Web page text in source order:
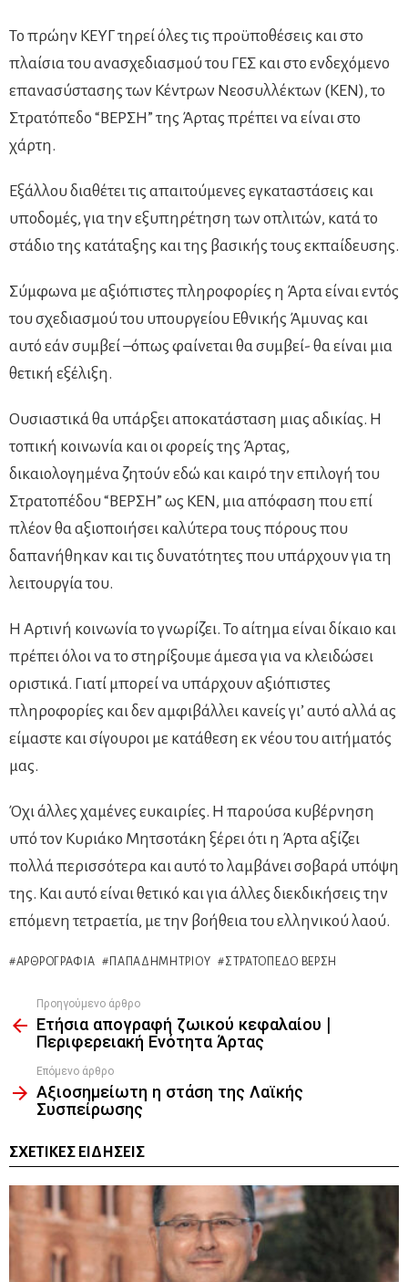
Το πρώην ΚΕΥΓ τηρεί όλες τις προϋποθέσεις και στο
πλαίσια του ανασχεδιασμού του ΓΕΣ και στο ενδεχόμενο
επανασύστασης των Κέντρων Νεοσυλλέκτων (ΚΕΝ), το
Στρατόπεδο “ΒΕΡΣΗ” της Άρτας πρέπει να είναι στο
χάρτη.
Εξάλλου διαθέτει τις απαιτούμενες εγκαταστάσεις και
υποδομές, για την εξυπηρέτηση των οπλιτών, κατά το
στάδιο της κατάταξης και της βασικής τους εκπαίδευσης.
Σύμφωνα με αξιόπιστες πληροφορίες η Άρτα είναι εντός
του σχεδιασμού του υπουργείου Εθνικής Άμυνας και
αυτό εάν συμβεί –όπως φαίνεται θα συμβεί- θα είναι μια
θετική εξέλιξη.
Ουσιαστικά θα υπάρξει αποκατάσταση μιας αδικίας. Η
τοπική κοινωνία και οι φορείς της Άρτας,
δικαιολογημένα ζητούν εδώ και καιρό την επιλογή του
Στρατοπέδου “ΒΕΡΣΗ” ως ΚΕΝ, μια απόφαση που επί
πλέον θα αξιοποιήσει καλύτερα τους πόρους που
δαπανήθηκαν και τις δυνατότητες που υπάρχουν για τη
λειτουργία του.
Η Αρτινή κοινωνία το γνωρίζει. Το αίτημα είναι δίκαιο και
πρέπει όλοι να το στηρίξουμε άμεσα για να κλειδώσει
οριστικά. Γιατί μπορεί να υπάρχουν αξιόπιστες
πληροφορίες και δεν αμφιβάλλει κανείς γι’ αυτό αλλά ας
είμαστε και σίγουροι με κατάθεση εκ νέου του αιτήματός
μας.
Όχι άλλες χαμένες ευκαιρίες. Η παρούσα κυβέρνηση
υπό τον Κυριάκο Μητσοτάκη ξέρει ότι η Άρτα αξίζει
πολλά περισσότερα και αυτό το λαμβάνει σοβαρά υπόψη
της. Και αυτό είναι θετικό και για άλλες διεκδικήσεις την
επόμενη τετραετία, με την βοήθεια του ελληνικού λαού.
ΑΡΘΡΟΓΡΑΦΊΑ ΠΑΠΑΔΗΜΗΤΡΊΟΥ ΣΤΡΑΤΌΠΕΔΟ ΒΕΡΣΉ
more
Προηγούμενο άρθρο
Ετήσια απογραφή ζωικού κεφαλαίου |
Περιφερειακή Ενότητα Άρτας
Επόμενο άρθρο
Αξιοσημείωτη η στάση της Λαϊκής
Συσπείρωσης
ΣΧΕΤΙΚΈΣ ΕΙΔΉΣΕΙΣ